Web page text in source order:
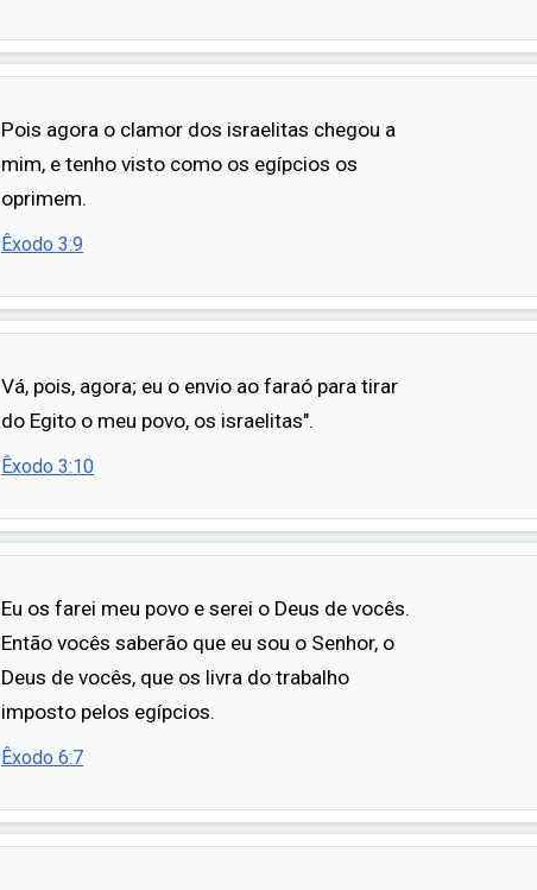
Pois agora o clamor dos israelitas chegou a
mim, e tenho visto como os egípcios os
oprimem.
Êxodo 3:9
Vá, pois, agora; eu o envio ao faraó para tirar
do Egito o meu povo, os israelitas".
Êxodo 3:10
Eu os farei meu povo e serei o Deus de vocês.
Então vocês saberão que eu sou o Senhor, o
Deus de vocês, que os livra do trabalho
imposto pelos egípcios.
Êxodo 6:7